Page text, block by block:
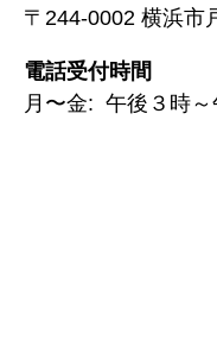
〒244-0002 横浜市
電話受付時間
月〜金: 午後３時